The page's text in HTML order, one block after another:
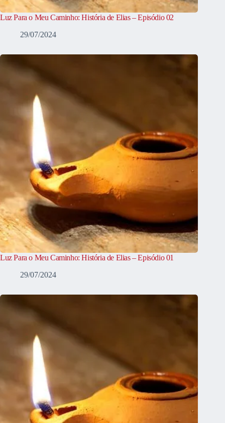
Luz Para o Meu Caminho: História de Elias – Episódio 02
29/07/2024
Luz Para o Meu Caminho: História de Elias – Episódio 01
29/07/2024